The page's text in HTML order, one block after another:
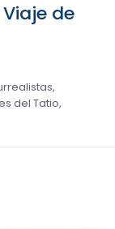
de
del Tatio,